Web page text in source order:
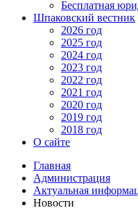
Бесплатная
Шпаковский вестник
2026 год
2025 год
2024 год
2023 год
2022 год
2021 год
2020 год
2019 год
2018 год
О сайте
Главная
Администрация
Актуальная
Новости